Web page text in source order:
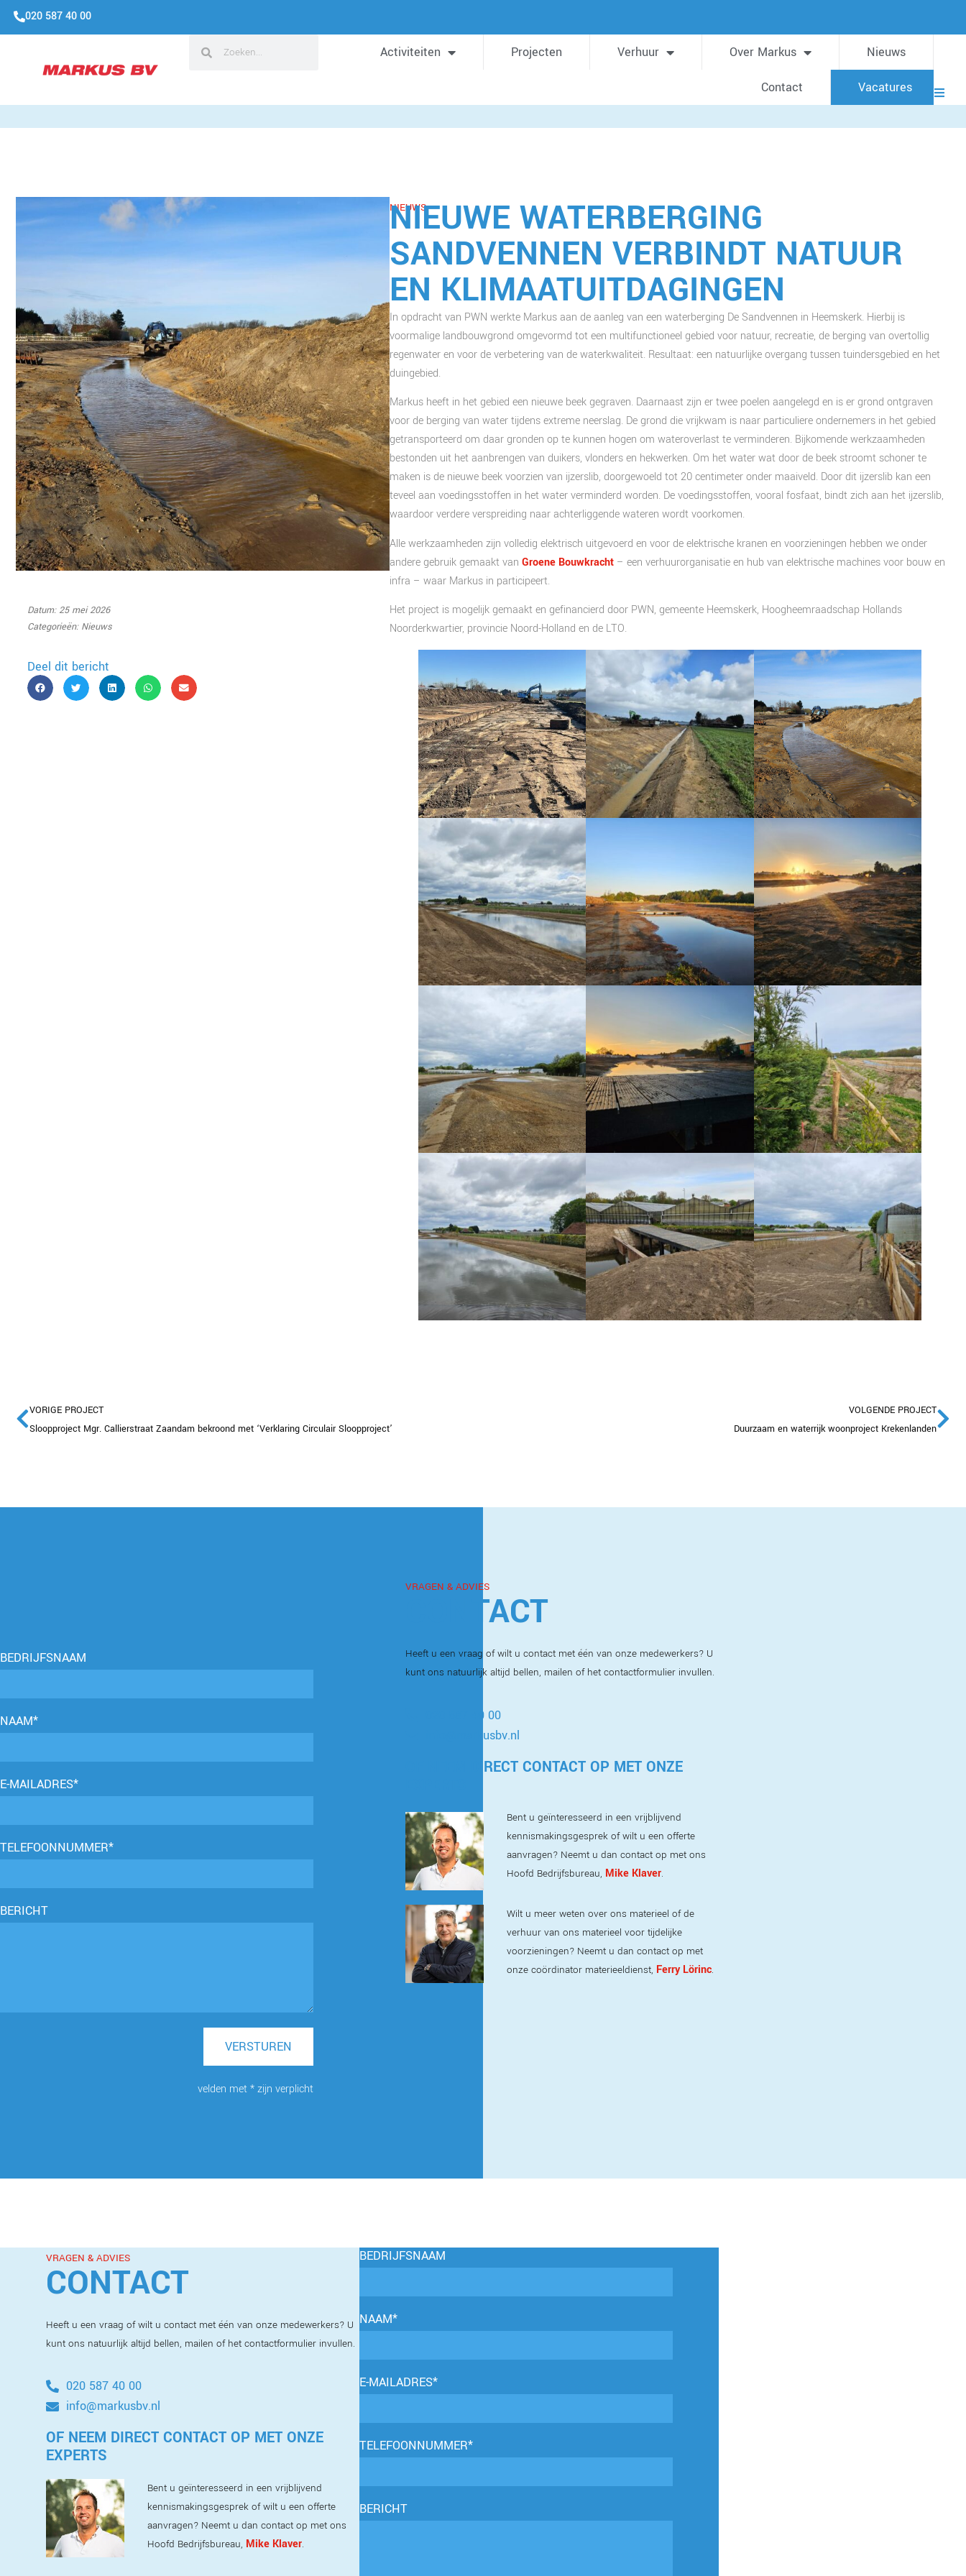
020 587 40 00
Activiteiten Projecten Verhuur Over Markus Nieuws
Contact Vacatures
Datum: 25 mei 2026
Categorieën: Nieuws
Deel dit bericht
NIEUWS
NIEUWE WATERBERGING
SANDVENNEN VERBINDT NATUUR
EN KLIMAATUITDAGINGEN
In opdracht van PWN werkte Markus aan de aanleg van een waterberging De Sandvennen in Heemskerk. Hierbij is
voormalige landbouwgrond omgevormd tot een multifunctioneel gebied voor natuur, recreatie, de berging van overtollig
regenwater en voor de verbetering van de waterkwaliteit. Resultaat: een natuurlijke overgang tussen tuindersgebied en het
duingebied.
Markus heeft in het gebied een nieuwe beek gegraven. Daarnaast zijn er twee poelen aangelegd en is er grond ontgraven
voor de berging van water tijdens extreme neerslag. De grond die vrijkwam is naar particuliere ondernemers in het gebied
getransporteerd om daar gronden op te kunnen hogen om wateroverlast te verminderen. Bijkomende werkzaamheden
bestonden uit het aanbrengen van duikers, vlonders en hekwerken. Om het water wat door de beek stroomt schoner te
maken is de nieuwe beek voorzien van ijzerslib, doorgewoeld tot 20 centimeter onder maaiveld. Door dit ijzerslib kan een
teveel aan voedingsstoffen in het water verminderd worden. De voedingsstoffen, vooral fosfaat, bindt zich aan het ijzerslib,
waardoor verdere verspreiding naar achterliggende wateren wordt voorkomen.
Alle werkzaamheden zijn volledig elektrisch uitgevoerd en voor de elektrische kranen en voorzieningen hebben we onder
andere gebruik gemaakt van Groene Bouwkracht – een verhuurorganisatie en hub van elektrische machines voor bouw en
infra – waar Markus in participeert.
Het project is mogelijk gemaakt en gefinancierd door PWN, gemeente Heemskerk, Hoogheemraadschap Hollands
Noorderkwartier, provincie Noord-Holland en de LTO.
VORIGE PROJECT
Sloopproject Mgr. Callierstraat Zaandam bekroond met ‘Verklaring Circulair Sloopproject’
VOLGENDE PROJECT
Duurzaam en waterrijk woonproject Krekenlanden
BEDRIJFSNAAM
NAAM*
E-MAILADRES*
TELEFOONNUMMER*
BERICHT
VERSTUREN
velden met * zijn verplicht
VRAGEN & ADVIES
CONTACT
Heeft u een vraag of wilt u contact met één van onze medewerkers? U
kunt ons natuurlijk altijd bellen, mailen of het contactformulier invullen.
020 587 40 00
info@markusbv.nl
OF NEEM DIRECT CONTACT OP MET ONZE
Bent u geïnteresseerd in een vrijblijvend
kennismakingsgesprek of wilt u een offerte
aanvragen? Neemt u dan contact op met ons
Hoofd Bedrijfsbureau, Mike Klaver.
Wilt u meer weten over ons materieel of de
verhuur van ons materieel voor tijdelijke
voorzieningen? Neemt u dan contact op met
onze coördinator materieeldienst, Ferry Lörinc.
VRAGEN & ADVIES
CONTACT
Heeft u een vraag of wilt u contact met één van onze medewerkers? U
kunt ons natuurlijk altijd bellen, mailen of het contactformulier invullen.
020 587 40 00
info@markusbv.nl
OF NEEM DIRECT CONTACT OP MET ONZE
EXPERTS
Bent u geïnteresseerd in een vrijblijvend
kennismakingsgesprek of wilt u een offerte
aanvragen? Neemt u dan contact op met ons
Hoofd Bedrijfsbureau, Mike Klaver.
BEDRIJFSNAAM
NAAM*
E-MAILADRES*
TELEFOONNUMMER*
BERICHT